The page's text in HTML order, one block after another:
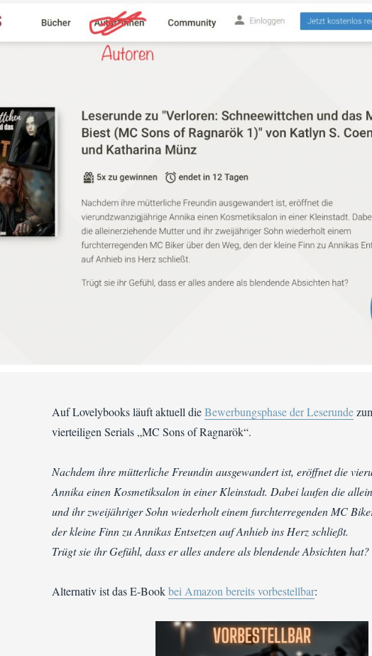
Auf Lovelybooks läuft aktuell dieBewerbungsphase der Leserunde
vierteiligen Serials „MC Sons of Ragnarök“.
Nachdem ihre mütterliche Freundin ausgewandert ist, eröffnet die
Annika einen Kosmetiksalon in einer Kleinstadt. Dabei laufen die
und ihr zweijähriger Sohn wiederholt einem furchterregenden MC
der kleine Finn zu Annikas Entsetzen auf Anhieb ins Herz schließt.
Trügt sie ihr Gefühl, dass er alles andere als blendende Absichten hat?
Alternativ ist das E-Bookbei Amazon bereits vorbestellbar:
„Schneewittchen